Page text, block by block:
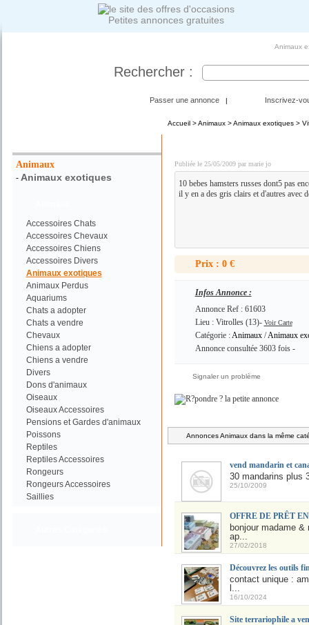
Petites annonces gratuites
Animaux
Rechercher :
Passer une annonce | Inscrivez-
Animaux
- Animaux exotiques
Accessoires Chats
Accessoires Chevaux
Accessoires Chiens
Accessoires Divers
Animaux exotiques
Animaux Perdus
Aquariums
Chats a adopter
Chats a vendre
Chevaux
Chiens a adopter
Chiens a vendre
Divers
Dons d'animaux
Oiseaux
Oiseaux Accessoires
Pensions et Gardes d'animaux
Poissons
Reptiles
Reptiles Accessoires
Rongeurs
Rongeurs Accessoires
Saillies
Accueil>Animaux>Animaux exotiques>
Publiée le 25/05/2009 par marie jo
10 bebes hamsters russes dont5 pas
il y en a des gris clairs et d'autres avec
Prix : 0 €
Infos Annonce :
Annonce Ref : 61603
Lieu : Vitrolles (13)- Voir Carte
Catégorie :Animaux/Animaux
Annonce consultée 3603 fois -
Signaler un problème
Annonces Animaux dans la même
vend mandarin et
30 mandarins plus
25/10/2009
OFFRE DE PRÊT
bonjour madame &
ap...
27/02/2018
Découvrez les outils
contact unique :
l...
16/10/2024
Site terrariophile a